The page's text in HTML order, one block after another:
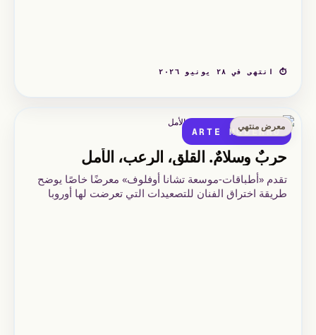
⏱ انتهى في ٢٨ يونيو ٢٠٢٦
معرض منتهي
ARTE MODERNO
حربٌ وسلامٌ. القلق، الرعب، الأمل
تقدم «أطباقات-موسعة تشانا أوفلوف» معرضًا خاصًا يوضح
طريقة اختراق الفنان للتصعيدات التي تعرضت لها أوروبا